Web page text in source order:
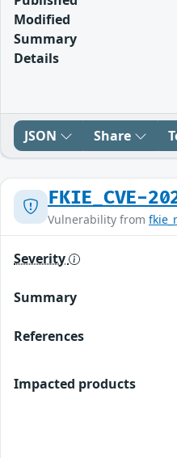
Modified
Summary
Details
JSON Share
FKIE_CVE-
Vulnerability from
Severity
Summary
References
Impacted products